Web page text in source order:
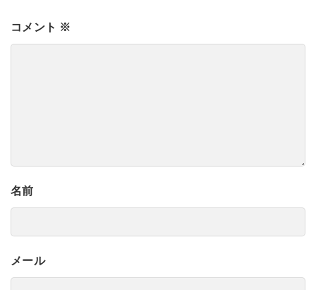
コメント ※
名前
メール